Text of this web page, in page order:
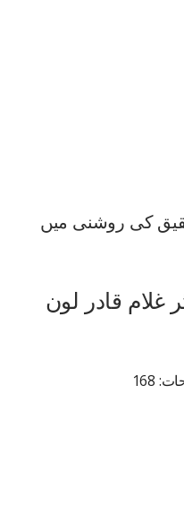
کی روشنی میں
غلام قادر لون
168